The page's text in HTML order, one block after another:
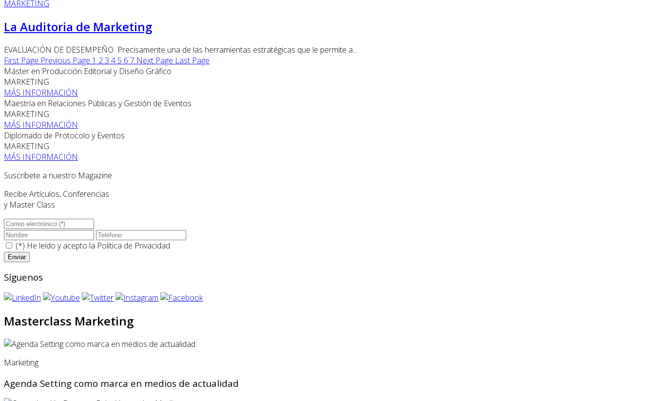
MARKETING
La Auditoria de Marketing
EVALUACIÓN DE DESEMPEÑO Precisamente una de las herramientas estratégicas que le permite a...
First Page Previous Page 1 2 3 4 5 6 7 Next Page Last Page
Máster en Producción Editorial y Diseño Gráfico
MARKETING
MÁS INFORMACIÓN
Maestría en Relaciones Públicas y Gestión de Eventos
MARKETING
MÁS INFORMACIÓN
Diplomado de Protocolo y Eventos
MARKETING
MÁS INFORMACIÓN
Suscríbete a nuestro Magazine
Recibe Artículos, Conferencias
y Master Class
(*) He leído y acepto la Politica de Privacidad
Síguenos
Masterclass Marketing
Marketing
Agenda Setting como marca en medios de actualidad